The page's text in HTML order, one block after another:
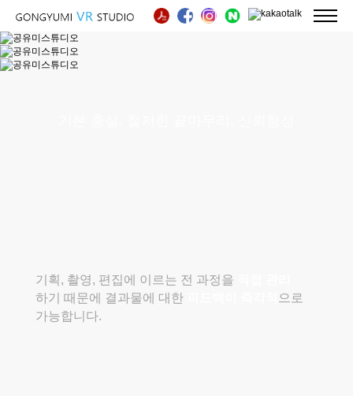
기획, 촬영, 편집에 이르는 전 과정을
하기 때문에 결과물에 대한
으로
가능합니다.